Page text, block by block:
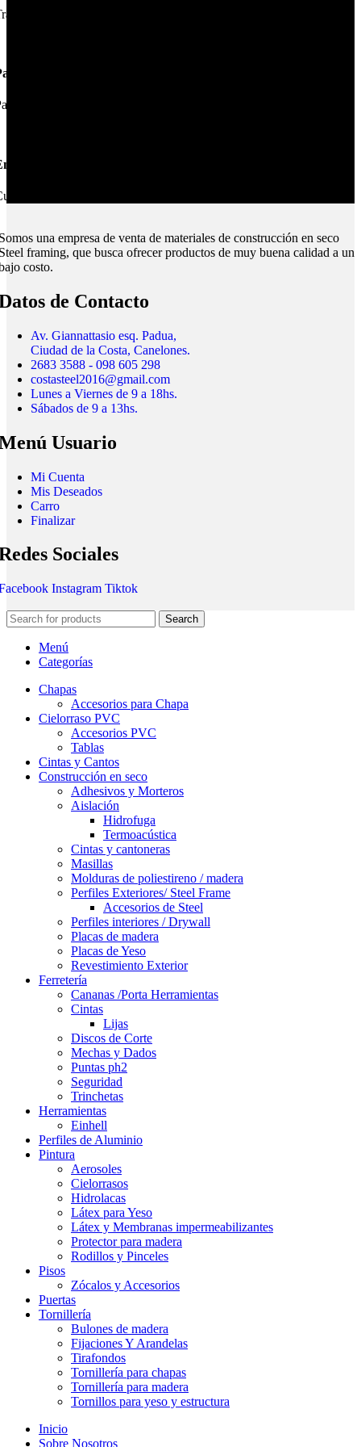
las mejores marcas.
Seguros.
online en nuestra web.
Montevideo e Interior.
todo el país.
una empresa de venta de materiales de construcción en seco
framing, que busca ofrecer productos de muy buena calidad a un
costo.
de Contacto
Av. Giannattasio esq. Padua,
Ciudad de la Costa, Canelones.
2683 3588 - 098 605 298
costasteel2016@gmail.com
Lunes a Viernes de 9 a 18hs.
Sábados de 9 a 13hs.
Usuario
Mi Cuenta
Mis Deseados
Carro
Finalizar
Sociales
Instagram Tiktok
Search
Menú
Categorías
Chapas
Accesorios para Chapa
Cielorraso PVC
Accesorios PVC
Tablas
Cintas y Cantos
Construcción en seco
Adhesivos y Morteros
Aislación
Hidrofuga
Termoacústica
Cintas y cantoneras
Masillas
Molduras de poliestireno / madera
Perfiles Exteriores/ Steel Frame
Accesorios de Steel
Perfiles interiores / Drywall
Placas de madera
Placas de Yeso
Revestimiento Exterior
Ferretería
Cananas /Porta Herramientas
Cintas
Lijas
Discos de Corte
Mechas y Dados
Puntas ph2
Seguridad
Trinchetas
Herramientas
Einhell
Perfiles de Aluminio
Pintura
Aerosoles
Cielorrasos
Hidrolacas
Látex para Yeso
Látex y Membranas impermeabilizantes
Protector para madera
Rodillos y Pinceles
Pisos
Zócalos y Accesorios
Puertas
Tornillería
Bulones de madera
Fijaciones Y Arandelas
Tirafondos
Tornillería para chapas
Tornillería para madera
Tornillos para yeso y estructura
Inicio
Sobre Nosotros